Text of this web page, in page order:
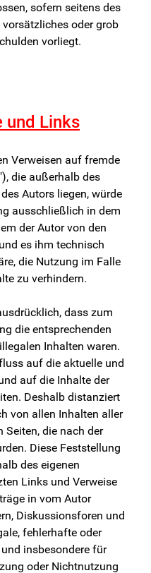
sofern seitens des
oder grob
vorliegt.
und Links
Verweisen auf fremde
die außerhalb des
Autors liegen, würde
ausschließlich in dem
der Autor von den
es ihm technisch
die Nutzung im Falle
zu verhindern.
dass zum
die entsprechenden
Inhalten waren.
auf die aktuelle und
auf die Inhalte der
Deshalb distanziert
von allen Inhalten aller
die nach der
Diese Feststellung
des eigenen
Links und Verweise
in vom Autor
Diskussionsforen und
fehlerhafte oder
insbesondere für
oder Nichtnutzung